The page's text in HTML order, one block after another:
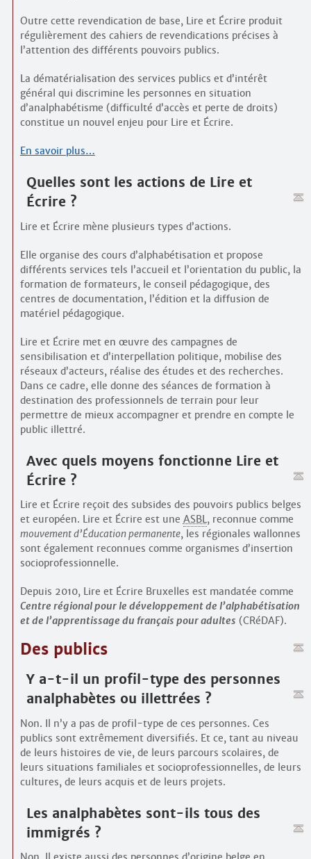
Outre cette revendication de base, Lire et Écrire produit
régulièrement des cahiers de revendications précises à
l’attention des différents pouvoirs publics.
La dématérialisation des services publics et d’intérêt
général qui discrimine les personnes en situation
d’analphabétisme (difficulté d’accès et perte de droits)
constitue un nouvel enjeu pour Lire et Écrire.
En savoir plus…
Quelles sont les actions de Lire et
Écrire ?
Lire et Écrire mène plusieurs types d’actions.
Elle organise des cours d’alpha­bétisation et propose
différents services tels l’accueil et l’orientation du public, la
formation de formateurs, le conseil pédagogique, des
centres de documentation, l’édition et la diffusion de
matériel pédagogique.
Lire et Écrire met en œuvre des campagnes de
sensibilisation et d’interpellation politique, mobilise des
réseaux d’acteurs, réalise des études et des recherches.
Dans ce cadre, elle donne des séances de formation à
destination des professionnels de terrain pour leur
permettre de mieux accompagner et prendre en compte le
public illettré.
Avec quels moyens fonctionne Lire et
Écrire ?
Lire et Écrire reçoit des subsides des pouvoirs publics belges
et européen. Lire et Écrire est une ASBL, reconnue comme
mouvement d’Éducation permanente, les régionales wallonnes
sont également reconnues comme organismes d’insertion
socio­professionnelle.
Depuis 2010, Lire et Écrire Bruxelles est mandatée comme
Centre régional pour le développement de l’alphabétisation
et de l’apprentissage du français pour adultes (CRéDAF).
Des publics
Y a-t-il un profil-type des personnes
analpha­bètes ou illettrées ?
Non. Il n’y a pas de profil-type de ces personnes. Ces
publics sont extrêmement diversifiés. Et ce, tant au niveau
de leurs histoires de vie, de leurs parcours scolaires, de
leurs situations familiales et socio­professionnelles, de leurs
cultures, de leurs acquis et de leurs projets.
Les analpha­bètes sont-ils tous des
immigrés ?